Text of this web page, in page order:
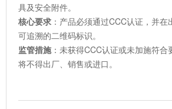
具及安全附件。
核心要求 ：产品必须通过CCC认证，并在
可追溯的二维码标识。
监管措施：未获得CCC认证或未加施符合
将不得出厂、销售或进口。